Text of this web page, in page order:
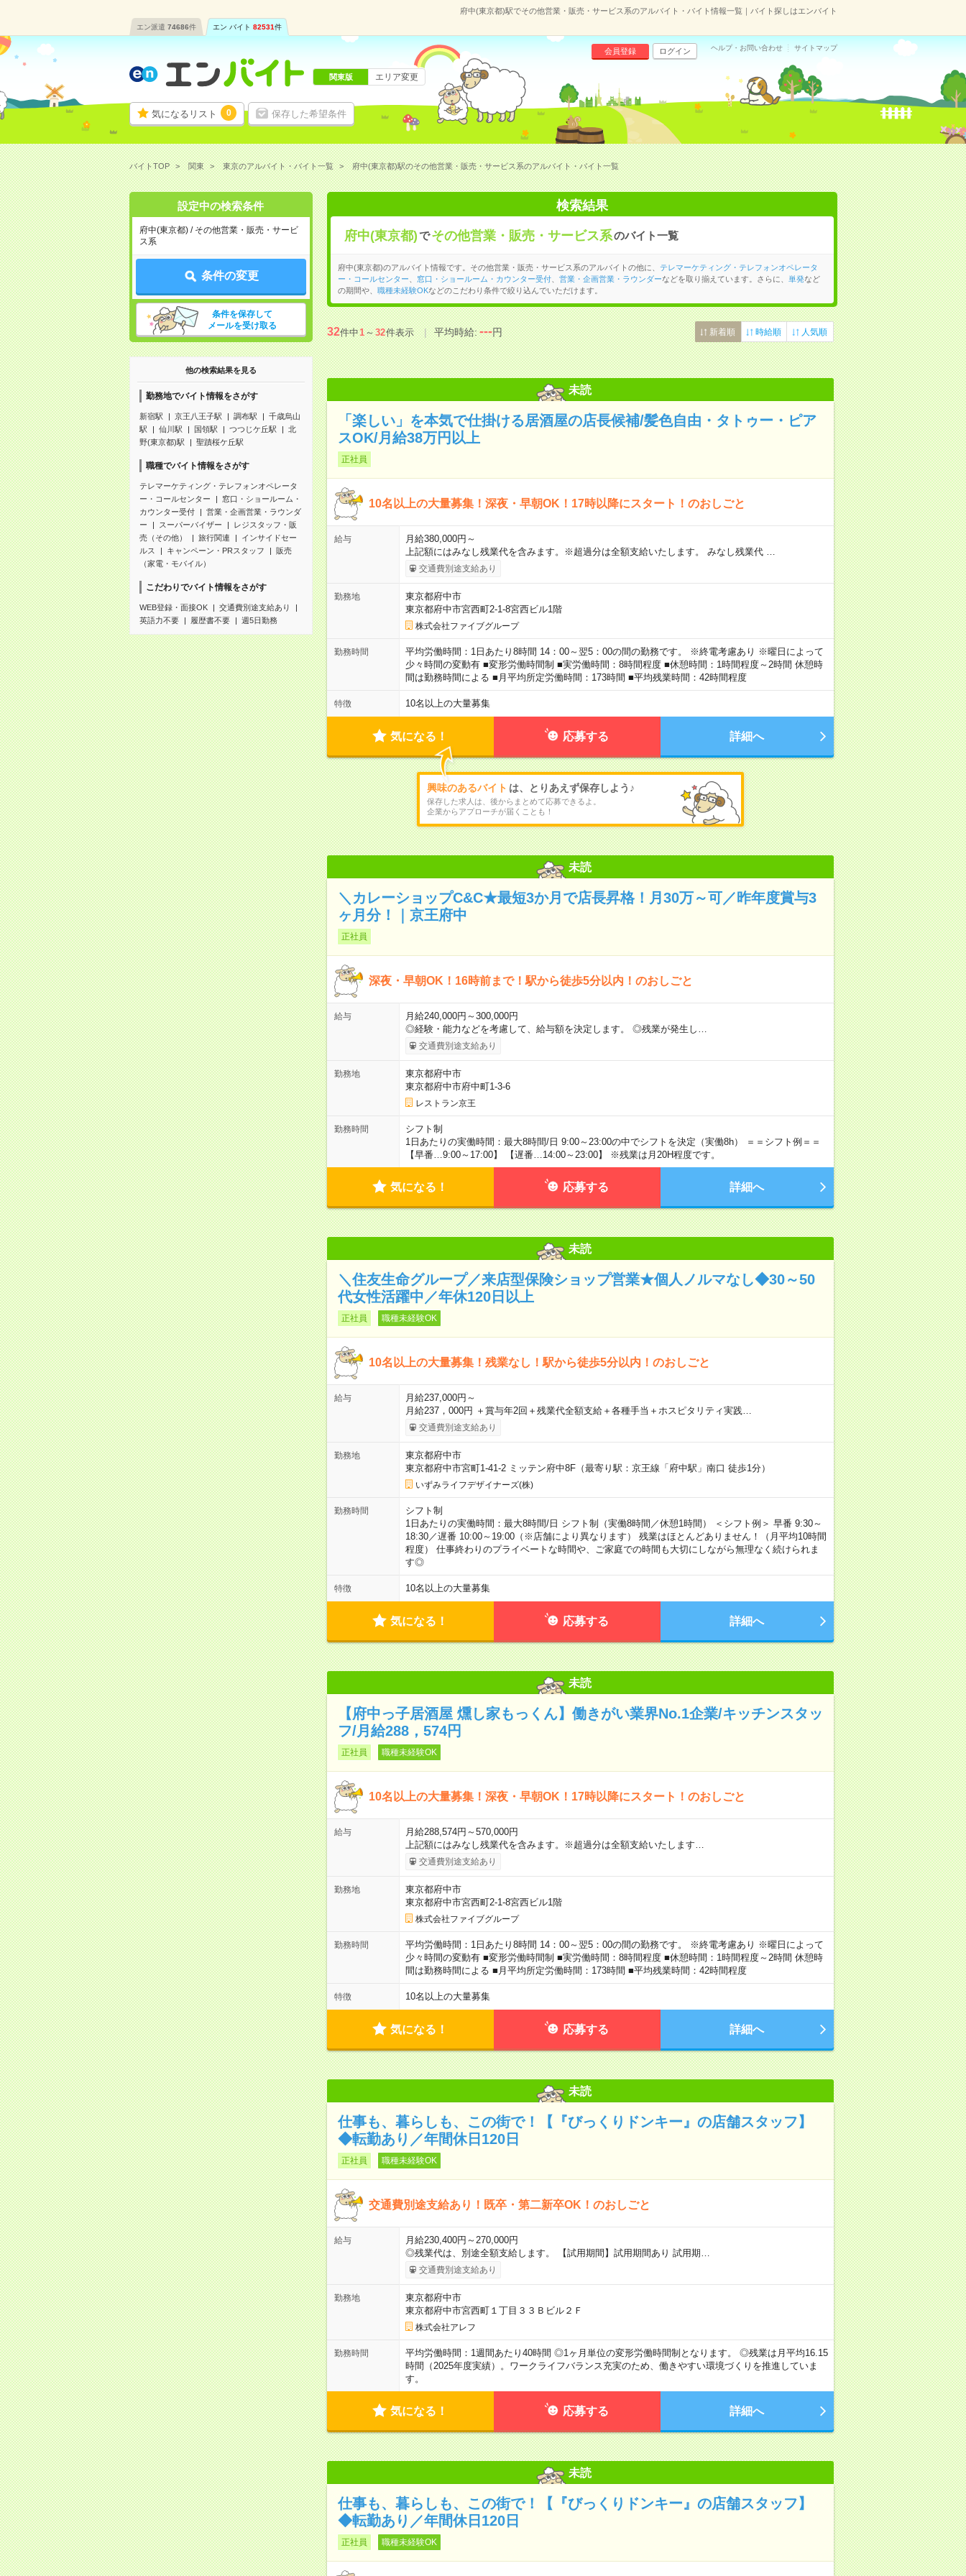
府中(東京都)駅でその他営業・販売・サービス系のアルバイト・バイト情報一覧｜バイト探しはエンバイト
エン派遣 74686件 エン バイト 82531件
気になるリスト 0 保存した希望条件
会員登録 ログイン ヘルプ・お問い合わせ サイトマップ
関東版 エリア変更
バイトTOP 関東 東京のアルバイト・バイト一覧 府中(東京都)駅のその他営業・販売・サービス系のアルバイト・バイト一覧
設定中の検索条件
府中(東京都) / その他営業・販売・サービ
ス系
条件の変更
条件を保存して
メールを受け取る
他の検索結果を見る
勤務地でバイト情報をさがす
新宿駅 京王八王子駅 調布駅
千歳烏山
駅
仙川駅 国領駅 つつじケ丘駅
北
野(東京都)駅
聖蹟桜ケ丘駅
職種でバイト情報をさがす
テレマーケティング・テレフォンオペレータ
ー・コールセンター
窓口・ショールーム・
カウンター受付
営業・企画営業・ラウンダ
ー
スーパーバイザー
レジスタッフ・販
売（その他）
旅行関連
インサイドセー
ルス
キャンペーン・PRスタッフ
販売
（家電・モバイル）
こだわりでバイト情報をさがす
WEB登録・面接OK
交通費別途支給あり
英語力不要
履歴書不要 週5日勤務
検索結果
府中(東京都)で その他営業・販売・サービス系のバイト一覧
府中(東京都)のアルバイト情報です。その他営業・販売・サービス系のアルバイトの他に、 テレマーケティング・テレフォンオペレータ
ー・コールセンター
窓口・ショールーム・カウンター受付、 営業・企画営業・ラウンダーなどを取り揃えています。さらに、 単発など
の期間や、 職種未経験OKなどのこだわり条件で絞り込んでいただけます。
32件中1～32件表示 平均時給:---円 新着順 時給順 人気順
未読
「楽しい」を本気で仕掛ける居酒屋の店長候補/髪色自由・タトゥー・ピア
スOK/月給38万円以上
正社員
10名以上の大量募集！深夜・早朝OK！17時以降にスタート！のおしごと
給与
月給380,000円～
上記額にはみなし残業代を含みます。※超過分は全額支給いたします。 みなし残業代 …
交通費別途支給あり
勤務地
東京都府中市
東京都府中市宮西町2-1-8宮西ビル1階
株式会社ファイブグループ
勤務時間
平均労働時間：1日あたり8時間 14：00～翌5：00の間の勤務です。 ※終電考慮あり ※曜日によって
少々時間の変動有 ■変形労働時間制 ■実労働時間：8時間程度 ■休憩時間：1時間程度～2時間 休憩時
間は勤務時間による ■月平均所定労働時間：173時間 ■平均残業時間：42時間程度
特徴 10名以上の大量募集
気になる！ 応募する 詳細へ
興味のあるバイト は、とりあえず保存しよう♪
保存した求人は、後からまとめて応募できるよ。
企業からアプローチが届くことも！
未読
＼カレーショップC&C★最短3か月で店長昇格！月30万～可／昨年度賞与3
ヶ月分！｜京王府中
正社員
深夜・早朝OK！16時前まで！駅から徒歩5分以内！のおしごと
給与
月給240,000円～300,000円
◎経験・能力などを考慮して、給与額を決定します。 ◎残業が発生し…
交通費別途支給あり
勤務地
東京都府中市
東京都府中市府中町1-3-6
レストラン京王
勤務時間
シフト制
1日あたりの実働時間：最大8時間/日 9:00～23:00の中でシフトを決定（実働8h） ＝＝シフト例＝＝
【早番…9:00～17:00】 【遅番…14:00～23:00】 ※残業は月20H程度です。
気になる！ 応募する 詳細へ
未読
＼住友生命グループ／来店型保険ショップ営業★個人ノルマなし◆30～50
代女性活躍中／年休120日以上
正社員 職種未経験OK
10名以上の大量募集！残業なし！駅から徒歩5分以内！のおしごと
給与
月給237,000円～
月給237，000円 ＋賞与年2回＋残業代全額支給＋各種手当＋ホスピタリティ実践…
交通費別途支給あり
勤務地
東京都府中市
東京都府中市宮町1-41-2 ミッテン府中8F（最寄り駅：京王線「府中駅」南口 徒歩1分）
いずみライフデザイナーズ(株)
勤務時間
シフト制
1日あたりの実働時間：最大8時間/日 シフト制（実働8時間／休憩1時間） ＜シフト例＞ 早番 9:30～
18:30／遅番 10:00～19:00（※店舗により異なります） 残業はほとんどありません！（月平均10時間
程度） 仕事終わりのプライベートな時間や、ご家庭での時間も大切にしながら無理なく続けられま
す◎
特徴 10名以上の大量募集
気になる！ 応募する 詳細へ
未読
【府中っ子居酒屋 燻し家もっくん】働きがい業界No.1企業/キッチンスタッ
フ/月給288，574円
正社員 職種未経験OK
10名以上の大量募集！深夜・早朝OK！17時以降にスタート！のおしごと
給与
月給288,574円～570,000円
上記額にはみなし残業代を含みます。※超過分は全額支給いたします…
交通費別途支給あり
勤務地
東京都府中市
東京都府中市宮西町2-1-8宮西ビル1階
株式会社ファイブグループ
勤務時間
平均労働時間：1日あたり8時間 14：00～翌5：00の間の勤務です。 ※終電考慮あり ※曜日によって
少々時間の変動有 ■変形労働時間制 ■実労働時間：8時間程度 ■休憩時間：1時間程度～2時間 休憩時
間は勤務時間による ■月平均所定労働時間：173時間 ■平均残業時間：42時間程度
特徴 10名以上の大量募集
気になる！ 応募する 詳細へ
未読
仕事も、暮らしも、この街で！【『びっくりドンキー』の店舗スタッフ】
◆転勤あり／年間休日120日
正社員 職種未経験OK
交通費別途支給あり！既卒・第二新卒OK！のおしごと
給与
月給230,400円～270,000円
◎残業代は、別途全額支給します。 【試用期間】試用期間あり 試用期…
交通費別途支給あり
勤務地
東京都府中市
東京都府中市宮西町１丁目３３Ｂビル２Ｆ
株式会社アレフ
勤務時間
平均労働時間：1週間あたり40時間 ◎1ヶ月単位の変形労働時間制となります。 ◎残業は月平均16.15
時間（2025年度実績）。ワークライフバランス充実のため、働きやすい環境づくりを推進していま
す。
気になる！ 応募する 詳細へ
未読
仕事も、暮らしも、この街で！【『びっくりドンキー』の店舗スタッフ】
◆転勤あり／年間休日120日
正社員 職種未経験OK